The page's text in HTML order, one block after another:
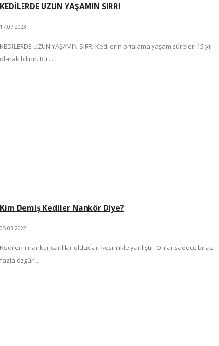
KEDİLERDE UZUN YAŞAMIN SIRRI
17.07.2023
KEDİLERDE UZUN YAŞAMIN SIRRI Kedilerin ortalama yaşam süreleri 15 yıl
olarak bilinir. Bu ...
Kim Demiş Kediler Nankör Diye?
05.03.2022
Kedilerin nankör canlılar oldukları kesinlikle yanlıştır. Onlar sadece biraz
fazla özgür ...